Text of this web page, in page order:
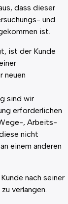
dass dieser
und
ist.
ist der Kunde
neuen
sind wir
erforderlichen
, Arbeits-
nicht
einem anderen
nach seiner
verlangen.